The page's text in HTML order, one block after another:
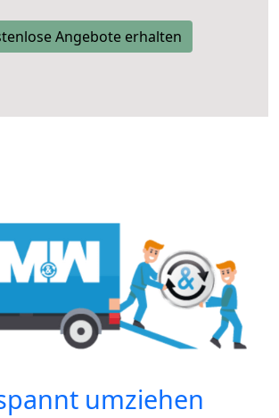
Angebote erhalten
umziehen